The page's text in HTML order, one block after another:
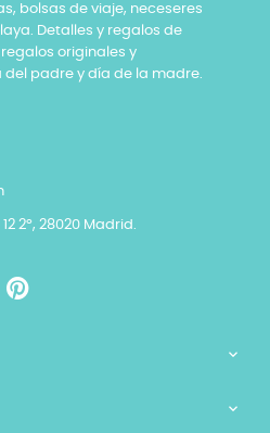
bolsas de viaje, neceseres
Detalles y regalos de
originales y
del padre y día de la madre.
2º, 28020 Madrid.

